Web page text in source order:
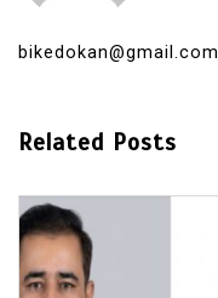
bikedokan@gmail.com
Related Posts